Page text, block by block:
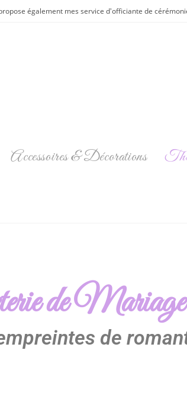
également mes service d'officiante de
Accessoires & Décorations
de
de